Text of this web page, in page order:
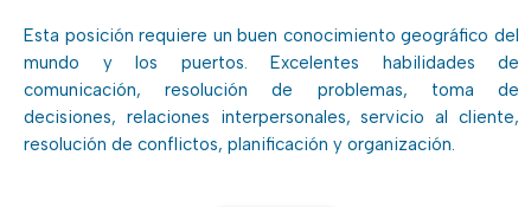
Esta posición requiere un buen conocimiento geográfico del
mundo y los puertos. Excelentes habilidades de
comunicación, resolución de problemas, toma de
decisiones, relaciones interpersonales, servicio al cliente,
resolución de conflictos, planificación y organización.